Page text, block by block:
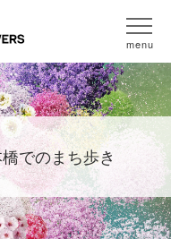
menu
でのまち歩き